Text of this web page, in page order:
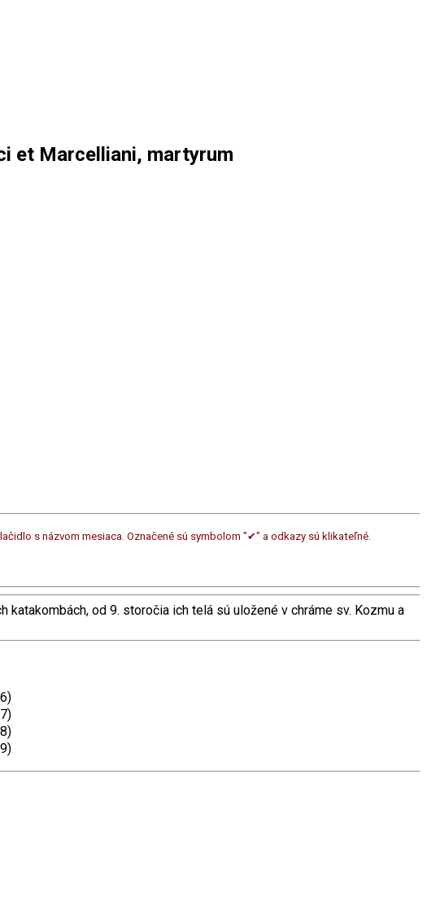
et Marcelliani, martyrum
s názvom mesiaca. Označené sú symbolom "✔" a odkazy sú klikateľné.
od 9. storočia ich telá sú uložené v chráme sv. Kozmu a